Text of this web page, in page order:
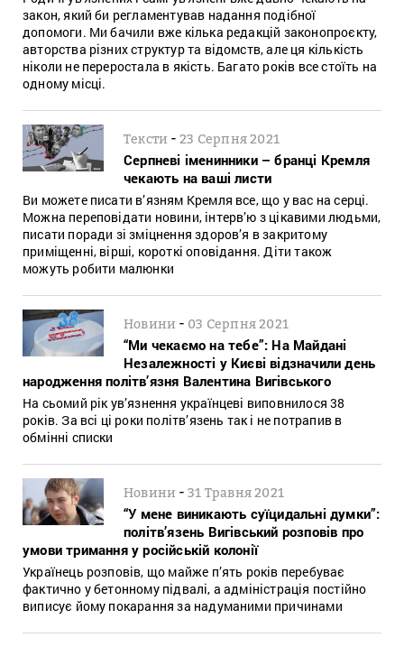
закон, який би регламентував надання подібної
допомоги. Ми бачили вже кілька редакцій законопроєкту,
авторства різних структур та відомств, але ця кількість
ніколи не переростала в якість. Багато років все стоїть на
одному місці.
Тексти -23 Серпня 2021
Серпневі іменинники – бранці Кремля
чекають на ваші листи
Ви можете писати в’язням Кремля все, що у вас на серці.
Можна переповідати новини, інтерв’ю з цікавими людьми,
писати поради зі зміцнення здоров’я в закритому
приміщенні, вірші, короткі оповідання. Діти також
можуть робити малюнки
Новини - 03 Серпня 2021
“Ми чекаємо на тебе”: На Майдані
Незалежності у Києві відзначили день
народження політв’язня Валентина Вигівського
На сьомий рік ув’язнення українцеві виповнилося 38
років. За всі ці роки політв’язень так і не потрапив в
обмінні списки
Новини -31 Травня 2021
“У мене виникають суїцидальні думки”:
політв’язень Вигівський розповів про
умови тримання у російській колонії
Українець розповів, що майже п’ять років перебуває
фактично у бетонному підвалі, а адміністрація постійно
виписує йому покарання за надуманими причинами